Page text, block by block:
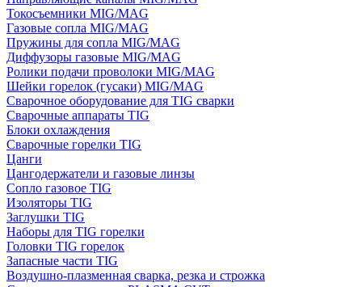
Токосъемники MIG/MAG
Газовые сопла MIG/MAG
Пружины для сопла MIG/MAG
Диффузоры газовые MIG/MAG
Ролики подачи проволоки MIG/MAG
Шейки горелок (гусаки) MIG/MAG
Сварочное оборудование для TIG сварки
Сварочные аппараты TIG
Блоки охлаждения
Сварочные горелки TIG
Цанги
Цангодержатели и газовые линзы
Сопло газовое TIG
Изоляторы TIG
Заглушки TIG
Наборы для TIG горелки
Головки TIG горелок
Запасные части TIG
Воздушно-плазменная сварка, резка и строжка